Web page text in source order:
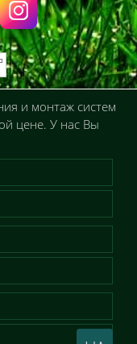
и монтаж систем
цене. У нас Вы